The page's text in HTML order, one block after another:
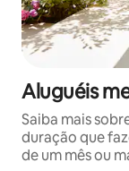
Aluguéis
Saiba mais
duração que
de um mês ou